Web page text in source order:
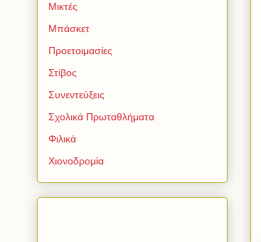
Μικτές
Μπάσκετ
Προετοιμασίες
Στίβος
Συνεντεύξεις
Σχολικά Πρωταθλήματα
Φιλικά
Χιονοδρομία